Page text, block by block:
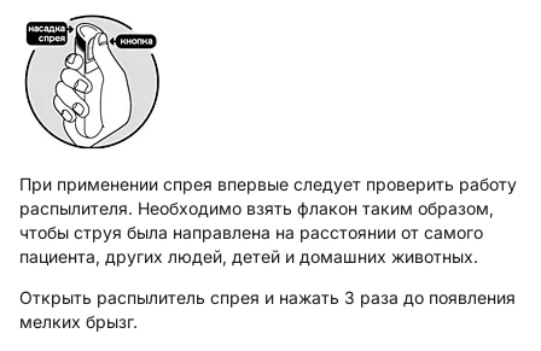
При применении спрея впервые следует проверить работу
распылителя. Необходимо взять флакон таким образом,
чтобы струя была направлена на расстоянии от самого
пациента, других людей, детей и домашних животных.
Открыть распылитель спрея и нажать 3 раза до появления
мелких брызг.